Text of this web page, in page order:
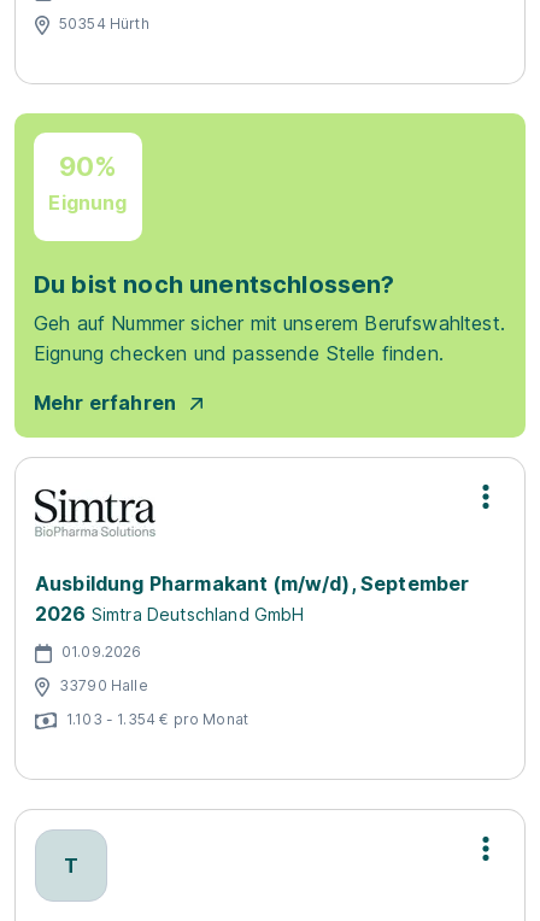
50354 Hürth
90%
Eignung
Du bist noch unentschlossen?
Geh auf Nummer sicher mit unserem Berufswahltest.
Eignung checken und passende Stelle finden.
Mehr erfahren
Ausbildung Pharmakant (m/w/d), September
2026 Simtra Deutschland GmbH
01.09.2026
33790 Halle
1.103 - 1.354 € pro Monat
T